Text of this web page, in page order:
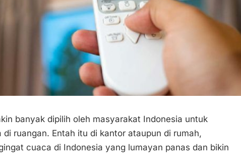
banyak dipilih oleh masyarakat Indonesia untuk
di ruangan. Entah itu di kantor ataupun di rumah,
cuaca di Indonesia yang lumayan panas dan bikin